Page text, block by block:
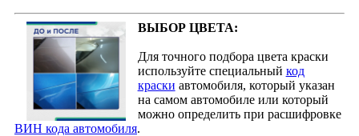
ВЫБОР ЦВЕТА:
Для точного подбора цвета краски
используйте специальный код
краски автомобиля, который указан
на самом автомобиле или который
можно определить при расшифровке
ВИН кода автомобиля.